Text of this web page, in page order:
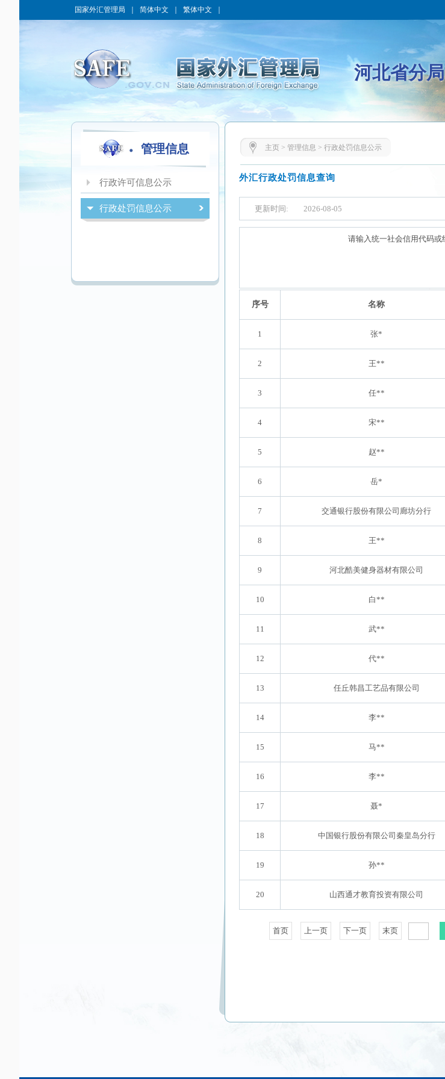
国家外汇管理局 简体中文 繁体中文
河北省分局
管理信息
行政许可信息公示
行政处罚信息公示
主页 >管理信息 >行政处罚信息公示